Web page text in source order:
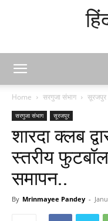
Home सरगुजा संभाग सूरजपुर
सरगुजा संभाग सूरजपुर
शारदा क्लब
स्तरीय
समापन..
By Mrinmayee Pandey -